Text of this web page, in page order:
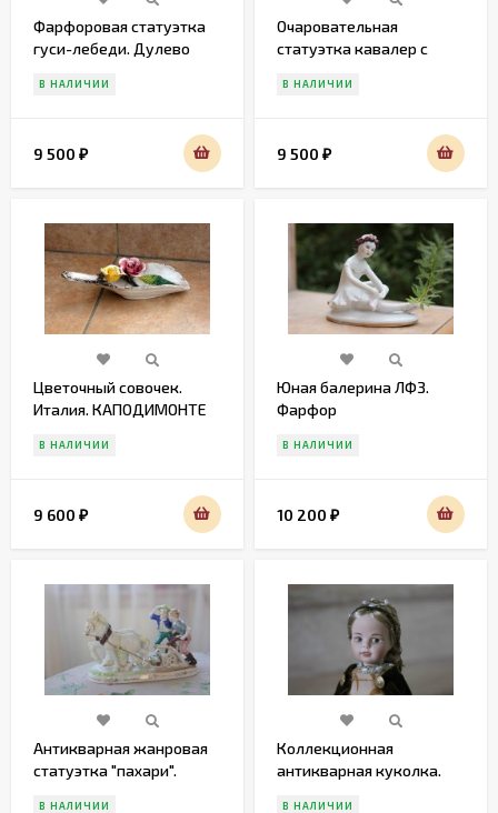
Фарфоровая статуэтка
гуси-лебеди. Дулево
В НАЛИЧИИ
9 500 ₽
Очаровательная
статуэтка кавалер с
Середина 20 века
В НАЛИЧИИ
9 500 ₽
Цветочный совочек.
Италия. КАПОДИМОНТЕ
В НАЛИЧИИ
9 600 ₽
Юная балерина ЛФЗ.
Фарфор
В НАЛИЧИИ
10 200 ₽
Антикварная жанровая
статуэтка "пахари".
В НАЛИЧИИ
Коллекционная
антикварная куколка.
В НАЛИЧИИ